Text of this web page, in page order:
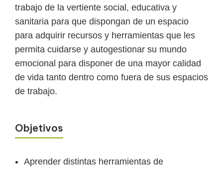
trabajo de la vertiente social, educativa y
sanitaria para que dispongan de un espacio
para adquirir recursos y herramientas que les
permita cuidarse y autogestionar su mundo
emocional para disponer de una mayor calidad
de vida tanto dentro como fuera de sus espacios
de trabajo.
Objetivos
Aprender distintas herramientas de